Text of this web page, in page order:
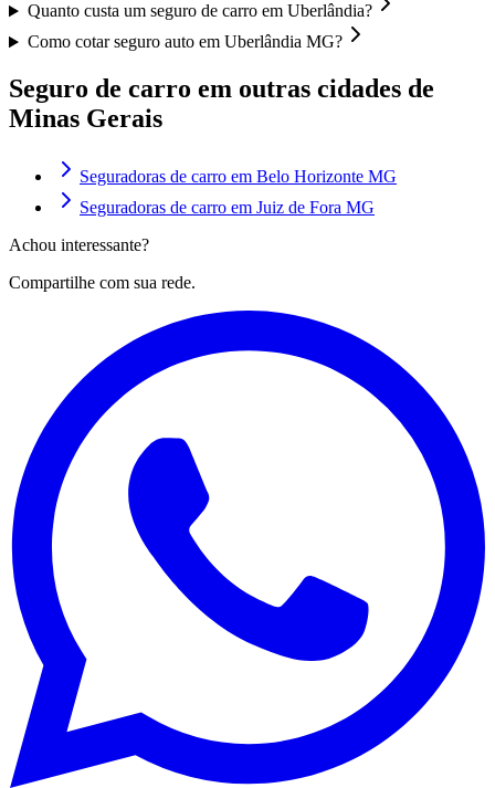
Quanto custa um seguro de carro em Uberlândia?
Como cotar seguro auto em Uberlândia MG?
Seguro de carro em outras cidades de
Minas Gerais
Seguradoras de carro em Belo Horizonte MG
Seguradoras de carro em Juiz de Fora MG
Achou interessante?
Compartilhe com sua rede.